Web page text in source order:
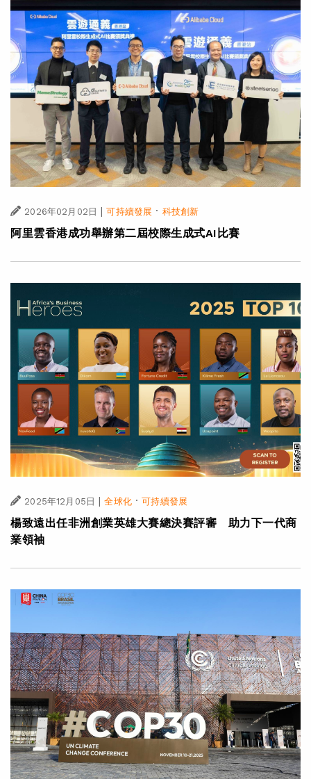
2026年02月02日 | 可持續發展 · 科技創新
阿里雲香港成功舉辦第二屆校際生成式AI比賽
2025年12月05日 | 全球化·可持續發展
楊致遠出任非洲創業英雄大賽總決賽評審 助力下一代商
業領袖